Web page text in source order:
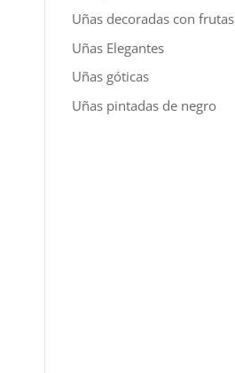
Uñas decoradas con frutas
Uñas Elegantes
Uñas góticas
Uñas pintadas de negro